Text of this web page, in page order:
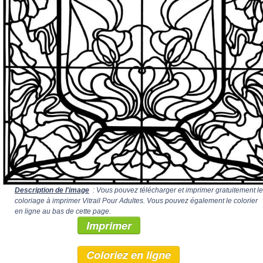
Description de l'image : Vous pouvez télécharger et imprimer gratuitement le
coloriage à imprimer Vitrail Pour Adultes. Vous pouvez également le colorier
en ligne au bas de cette page.
Imprimer
Coloriez en ligne